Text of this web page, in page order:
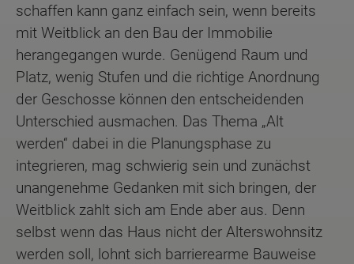
schaffen kann ganz einfach sein, wenn bereits
mit Weitblick an den Bau der Immobilie
herangegangen wurde. Genügend Raum und
Platz, wenig Stufen und die richtige Anordnung
der Geschosse können den entscheidenden
Unterschied ausmachen. Das Thema „Alt
werden“ dabei in die Planungsphase zu
integrieren, mag schwierig sein und zunächst
unangenehme Gedanken mit sich bringen, der
Weitblick zahlt sich am Ende aber aus. Denn
selbst wenn das Haus nicht der Alterswohnsitz
werden soll, lohnt sich barrierearme Bauweise